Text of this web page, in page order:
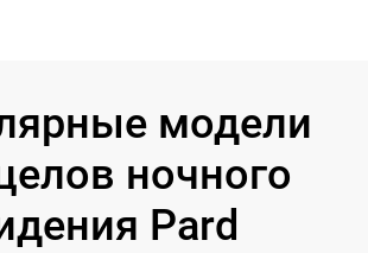
модели
ночного
Pard